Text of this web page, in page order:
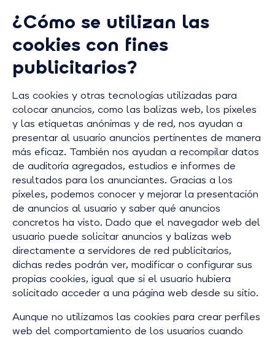
¿Cómo se utilizan las
cookies con fines
publicitarios?
Las cookies y otras tecnologías utilizadas para
colocar anuncios, como las balizas web, los píxeles
y las etiquetas anónimas y de red, nos ayudan a
presentar al usuario anuncios pertinentes de manera
más eficaz. También nos ayudan a recompilar datos
de auditoría agregados, estudios e informes de
resultados para los anunciantes. Gracias a los
píxeles, podemos conocer y mejorar la presentación
de anuncios al usuario y saber qué anuncios
concretos ha visto. Dado que el navegador web del
usuario puede solicitar anuncios y balizas web
directamente a servidores de red publicitarios,
dichas redes podrán ver, modificar o configurar sus
propias cookies, igual que si el usuario hubiera
solicitado acceder a una página web desde su sitio.
Aunque no utilizamos las cookies para crear perfiles
web del comportamiento de los usuarios cuando